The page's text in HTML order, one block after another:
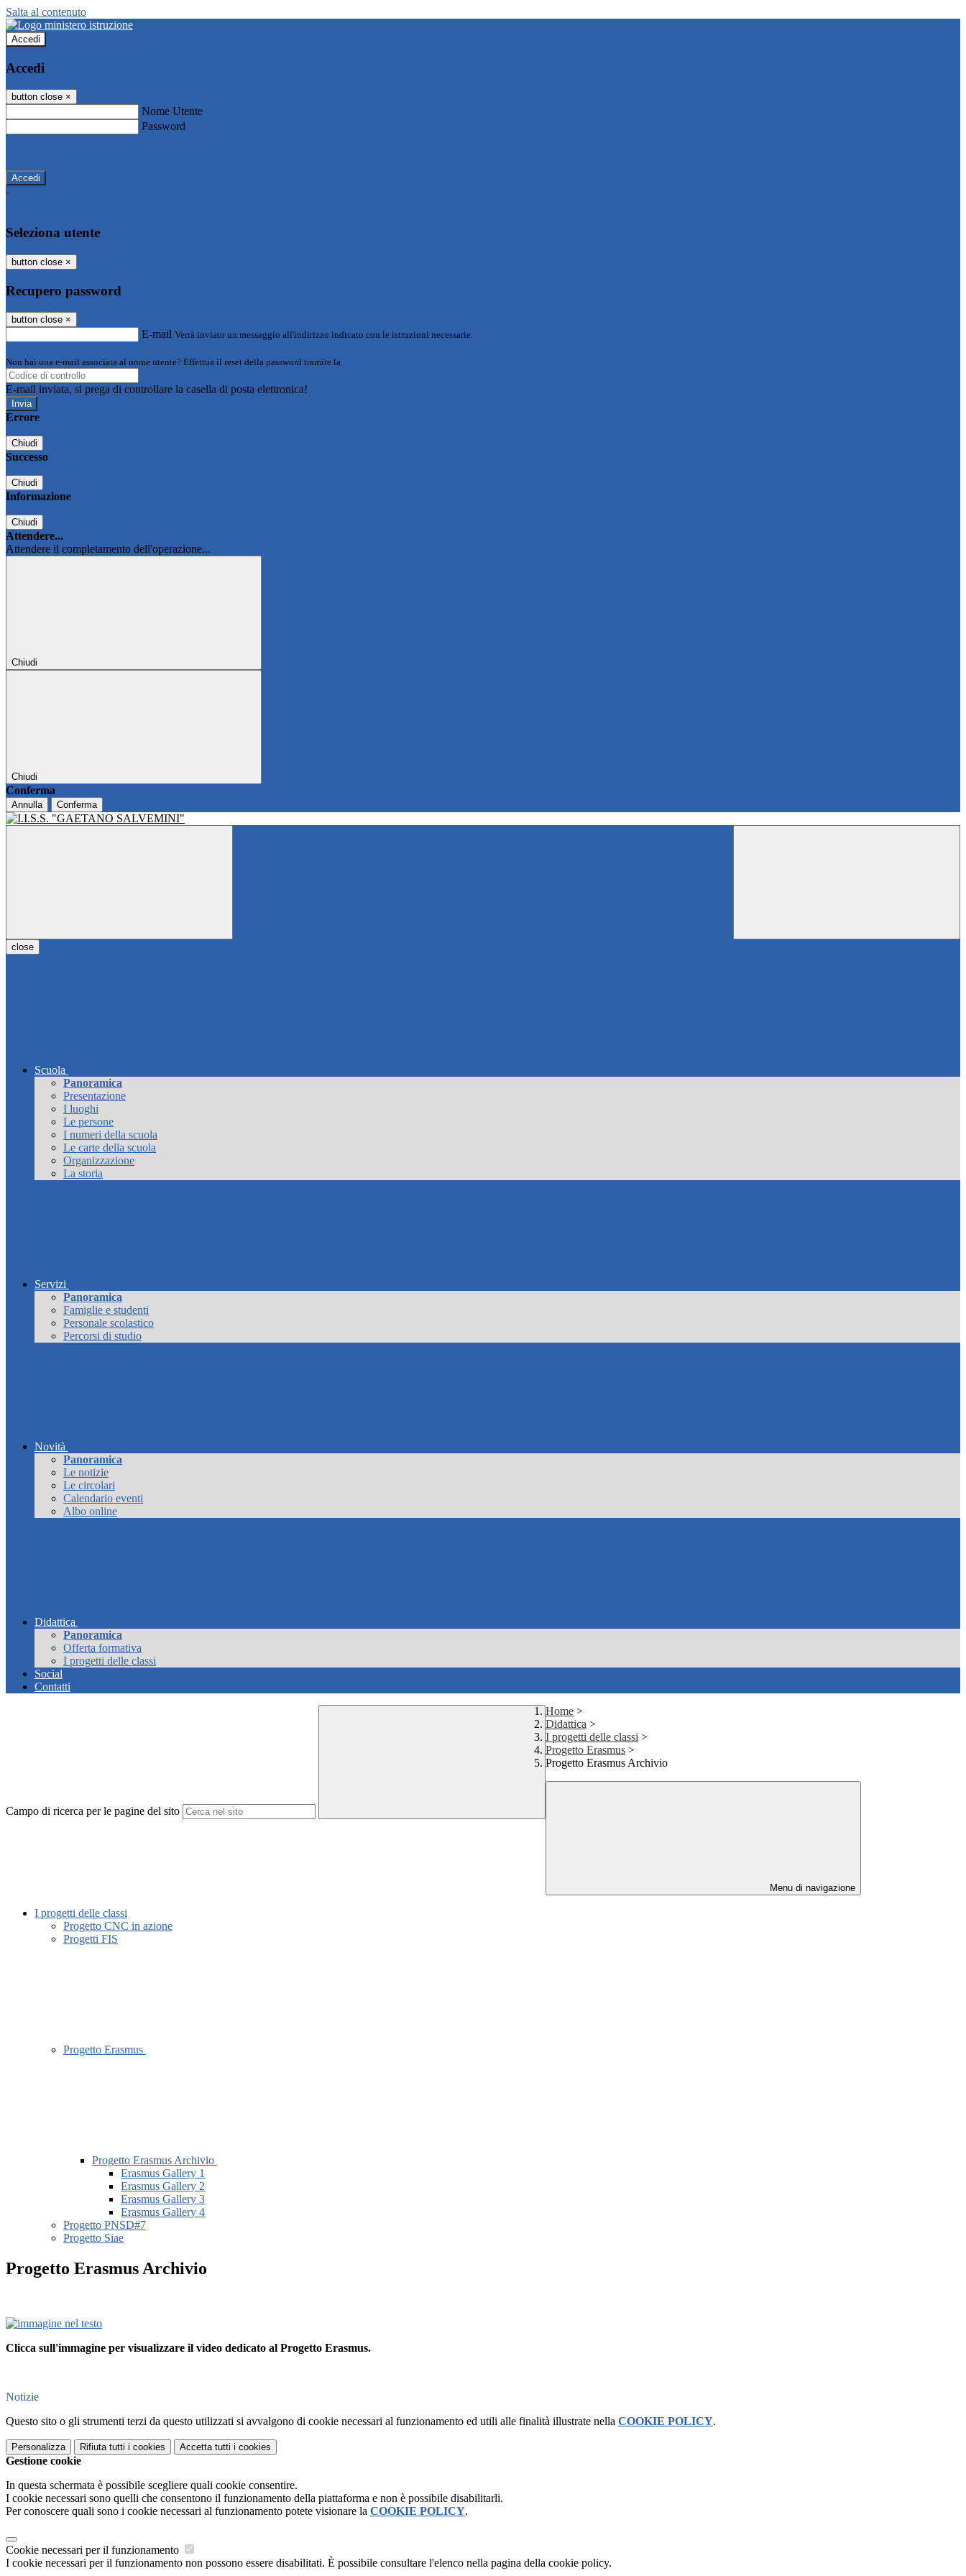
Salta al contenuto
Accedi
Accedi
button close ×
Nome Utente
Password
-
Seleziona utente
button close ×
Recupero password
button close ×
E-mail Verrà inviato un messaggio all'indirizzo indicato con le istruzioni necessarie.
Non hai una e-mail associata al nome utente? Effettua il reset della password tramite la
E-mail inviata, si prega di controllare la casella di posta elettronica!
Errore
Chiudi
Successo
Chiudi
Informazione
Chiudi
Attendere...
Attendere il completamento dell'operazione...
Chiudi
Chiudi
Conferma
Annulla Conferma
close
Scuola
Panoramica
Presentazione
I luoghi
Le persone
I numeri della scuola
Le carte della scuola
Organizzazione
La storia
Servizi
Panoramica
Famiglie e studenti
Personale scolastico
Percorsi di studio
Novità
Panoramica
Le notizie
Le circolari
Calendario eventi
Albo online
Didattica
Panoramica
Offerta formativa
I progetti delle classi
Social
Contatti
Campo di ricerca per le pagine del sito
Home >
Didattica >
I progetti delle classi >
Progetto Erasmus >
Progetto Erasmus Archivio
Menu di navigazione
I progetti delle classi
Progetto CNC in azione
Progetti FIS
Progetto Erasmus
Progetto Erasmus Archivio
Erasmus Gallery 1
Erasmus Gallery 2
Erasmus Gallery 3
Erasmus Gallery 4
Progetto PNSD#7
Progetto Siae
Progetto Erasmus Archivio
Clicca sull'immagine per visualizzare il video dedicato al Progetto Erasmus.
Notizie
Questo sito o gli strumenti terzi da questo utilizzati si avvalgono di cookie necessari al funzionamento ed utili alle finalità illustrate nella COOKIE POLICY.
Personalizza Rifiuta tutti i cookies Accetta tutti i cookies
Gestione cookie
In questa schermata è possibile scegliere quali cookie consentire.
I cookie necessari sono quelli che consentono il funzionamento della piattaforma e non è possibile disabilitarli.
Per conoscere quali sono i cookie necessari al funzionamento potete visionare la COOKIE POLICY.
Cookie necessari per il funzionamento
I cookie necessari per il funzionamento non possono essere disabilitati. È possibile consultare l'elenco nella pagina della cookie policy.